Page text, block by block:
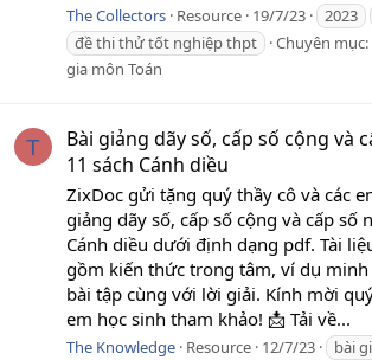
The Collectors Resource 19/7/23 2023
đề thi thử tốt nghiệp thpt
Chuyên mục:
gia môn Toán
T
Bài giảng dãy số, cấp số cộng và
11 sách Cánh diều
ZixDoc gửi tặng quý thầy cô và các
giảng dãy số, cấp số cộng và cấp số
Cánh diều dưới định dạng pdf. Tài
gồm kiến thức trong tâm, ví dụ minh
bài tập cùng với lời giải. Kính mời
em học sinh tham khảo! 📩 Tải về...
The Knowledge Resource 12/7/23 bài